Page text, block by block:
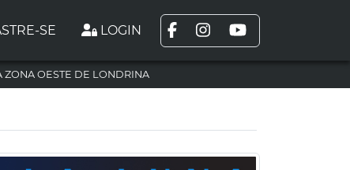
SE LOGIN
ZONA OESTE DE LONDRINA